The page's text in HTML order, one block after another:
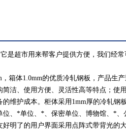
是超市用来帮客户提供方便，我们经
体1.0mm的优质冷轧钢板，产品生
洁、使用方便、灵活性高等特点；使
维护成本。柜体采用1mm厚的冷轧钢
、*单位、*、保密单位、博物馆、*
明了的用户界面采用点阵式带背光的